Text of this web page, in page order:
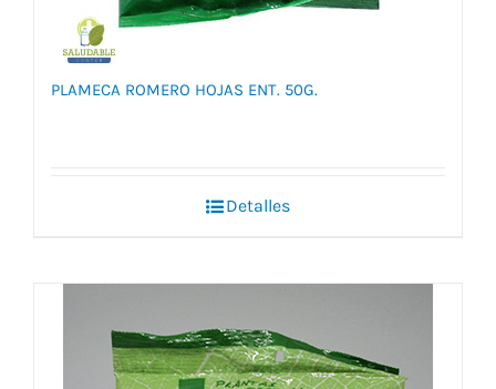
PLAMECA ROMERO HOJAS ENT. 50G.
Detalles